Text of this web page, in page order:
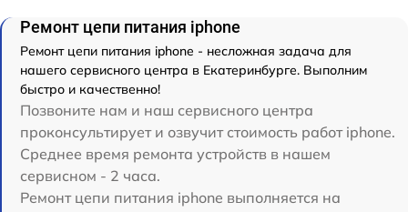
Ремонт цепи питания iphone
Ремонт цепи питания iphone - несложная задача для
нашего сервисного центра в Екатеринбурге. Выполним
быстро и качественно!
Позвоните нам и наш сервисного центра
проконсультирует и озвучит стоимость работ iphone.
Среднее время ремонта устройств в нашем
сервисном - 2 часа.
Ремонт цепи питания iphone выполняется на